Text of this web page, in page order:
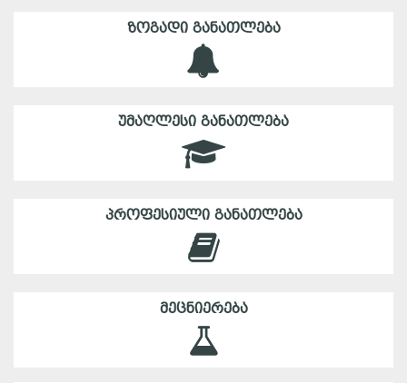
ᲖᲝᲒᲐᲓᲘ ᲒᲐᲜᲐᲗᲚᲔᲑᲐ
ᲣᲛᲐᲦᲚᲔᲡᲘ ᲒᲐᲜᲐᲗᲚᲔᲑᲐ
ᲞᲠᲝᲤᲔᲡᲘᲣᲚᲘ ᲒᲐᲜᲐᲗᲚᲔᲑᲐ
ᲛᲔᲪᲜᲘᲔᲠᲔᲑᲐ